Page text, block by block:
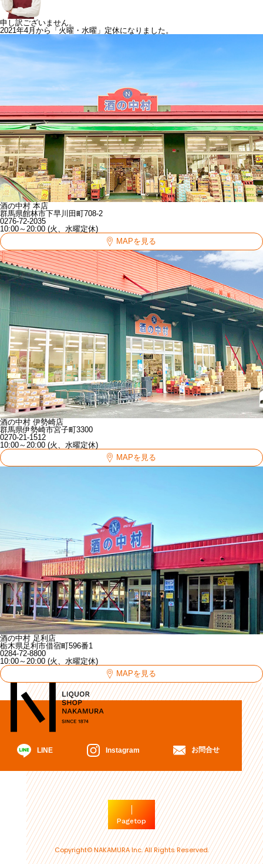
申し訳ございません。
2021年4月から「火曜・水曜」定休になりました。
酒の中村 本店
群馬県館林市下早川田町708-2
0276-72-2035
10:00～20:00 (火、水曜定休)
MAPを見る
酒の中村 伊勢崎店
群馬県伊勢崎市宮子町3300
0270-21-1512
10:00～20:00 (火、水曜定休)
MAPを見る
酒の中村 足利店
栃木県足利市借宿町596番1
0284-72-8800
10:00～20:00 (火、水曜定休)
MAPを見る
LINE Instagram お問合せ
Pagetop
Copyright© NAKAMURA Inc. All Rights Reserved.